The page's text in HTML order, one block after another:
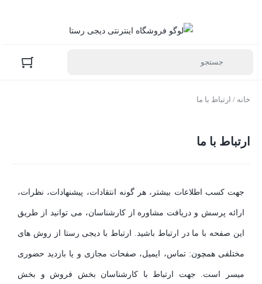
خانه / ارتباط با ما
ارتباط با ما
جهت کسب اطلاعات بیشتر، هر گونه انتقادات، پیشنهادات، نظرات،
ارائه پرسش و دریافت مشاوره از کارشناسان، می توانید از طریق
این صفحه با ما در ارتباط باشید. ارتباط با دیجی رستا از روش های
مختلفی همچون: تماس، ایمیل، صفحات مجازی و یا بازدید حضوری
میسر است. جهت ارتباط با کارشناسان بخش فروش و بخش